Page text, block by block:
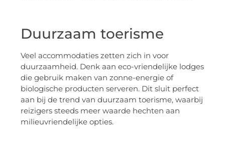
Duurzaam toerisme
Veel accommodaties zetten zich in voor
duurzaamheid. Denk aan eco-vriendelijke lodges
die gebruik maken van zonne-energie of
biologische producten serveren. Dit sluit perfect
aan bij de trend van duurzaam toerisme, waarbij
reizigers steeds meer waarde hechten aan
milieuvriendelijke opties.